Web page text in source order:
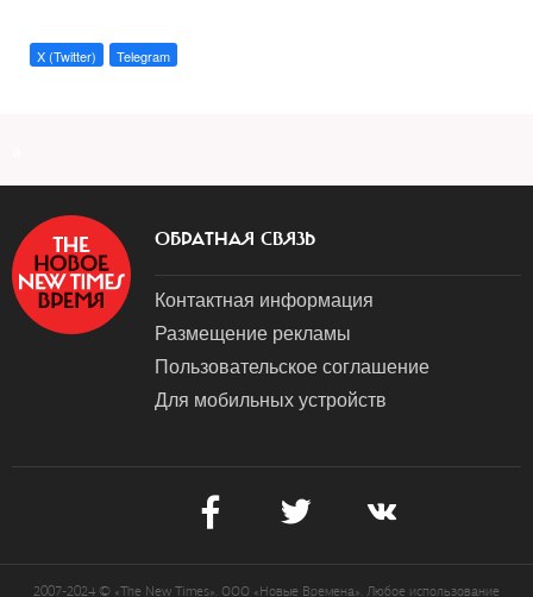
X (Twitter) Telegram
ОБРАТНАЯ СВЯЗЬ
Контактная информация
Размещение рекламы
Пользовательское соглашение
Для мобильных устройств
2007-2024 © «The New Times». ООО «Новые Времена». Любое использование